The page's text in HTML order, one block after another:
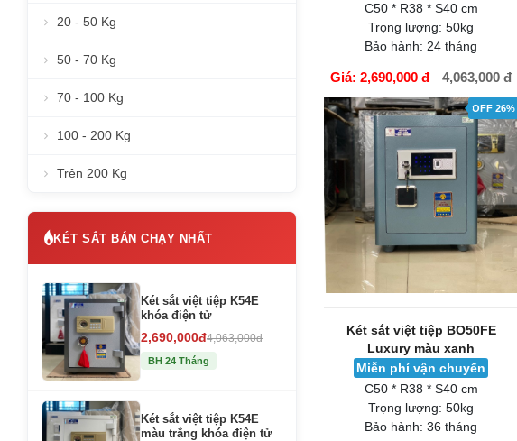
20 - 50 Kg
50 - 70 Kg
70 - 100 Kg
100 - 200 Kg
Trên 200 Kg
KÉT SẮT BÁN CHẠY NHẤT
Két sắt việt tiệp K54E
khóa điện tử
2,690,000đ4,063,000đ
BH 24 Tháng
Két sắt việt tiệp K54E
màu trắng khóa điện tử
C50 * R38 * S40 cm
Trọng lượng: 50kg
Bảo hành: 24 tháng
Giá: 2,690,000 đ 4,063,000 đ
GIỎ HÀNG
OFF 26%
Két sắt việt tiệp BO50FE
Luxury màu xanh
Miễn phí vận chuyển
C50 * R38 * S40 cm
Trọng lượng: 50kg
Bảo hành: 36 tháng